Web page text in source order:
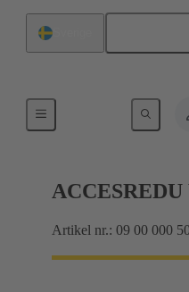
Kabelförskruvningar
Artikel nr.: 09 00 000